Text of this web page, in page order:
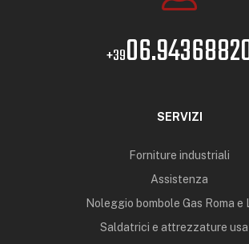
+39
SERVIZI
Forniture industriali
Assistenza
Noleggio bombole Gas Roma e
Saldatrici e attrezzature